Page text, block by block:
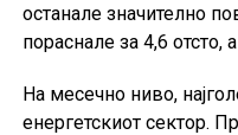
конкурентност на
останале значително
пораснале за 4,6 отсто,
На месечно ниво,
енергетскиот сектор.